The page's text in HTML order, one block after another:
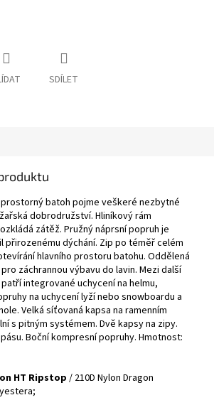
SDÍLET
batoh pojme veškeré nezbytné
dobrodružství. Hliníkový rám
zátěž. Pružný náprsní popruh je
přirozenému dýchání. Zip po téměř celém
hlavního prostoru batohu. Oddělená
záchrannou výbavu do lavin. Mezi další
integrované uchycení na helmu,
na uchycení lyží nebo snowboardu a
Velká síťovaná kapsa na ramenním
s pitným systémem. Dvě kapsy na zipy.
Boční kompresní popruhy. Hmotnost:
HT Ripstop / 210D Nylon Dragon
a;